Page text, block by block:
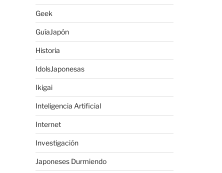
Geek
GuíaJapón
Historia
IdolsJaponesas
Ikigai
Inteligencia Artificial
Internet
Investigación
Japoneses Durmiendo